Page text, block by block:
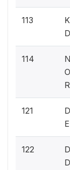
113
114
121
122